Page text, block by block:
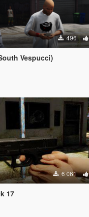
496
Vespucci)
6 061
17